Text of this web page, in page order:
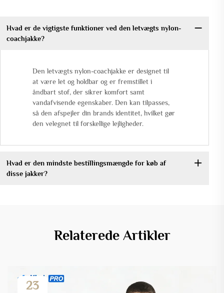
Hvad er de vigtigste funktioner ved den letvægts nylon-
coachjakke?
Den letvægts nylon-coachjakke er designet til
at være let og holdbar og er fremstillet i
åndbart stof, der sikrer komfort samt
vandafvisende egenskaber. Den kan tilpasses,
så den afspejler din brands identitet, hvilket gør
den velegnet til forskellige lejligheder.
Hvad er den mindste bestillingsmængde for køb af
disse jakker?
Relaterede Artikler
23